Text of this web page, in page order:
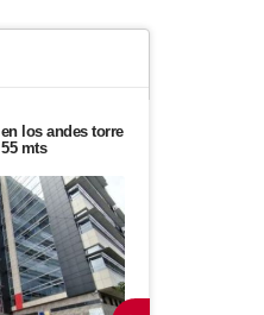
los andes torre
mts